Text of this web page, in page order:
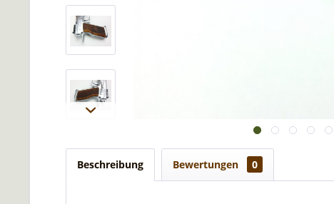
Beschreibung Bewertungen 0